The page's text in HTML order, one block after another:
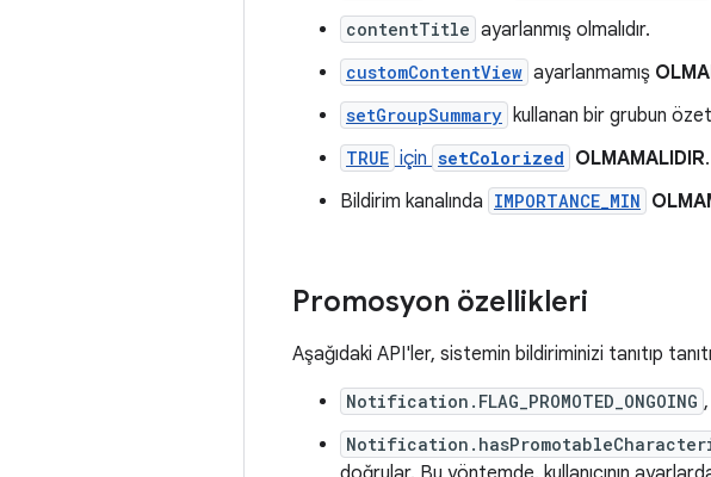
contentTitle ayarlanmış olmalıdır.
customContentView ayarlanmamış
setGroupSummary kullanan bir grubun
TRUE için setColorized OLMAMALIDIR.
Bildirim kanalında IMPORTANCE_MIN
Promosyon özellikleri
Aşağıdaki API'ler, sistemin bildiriminizi tanıtıp
Notification.FLAG_PROMOTED_ONGOING